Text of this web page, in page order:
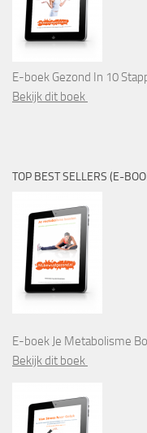
E-boek Gezond In 10
Bekijk dit boek
TOP BEST SELLERS (E-
E-boek Je Metabolisme
Bekijk dit boek